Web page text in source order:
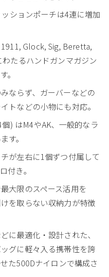
ションポーチは4連に増加
Glock, Sig, Beretta,
たるハンドガンマガジン
。
ならず、ガーバーなどの
トなどの小物にも対応。
) はM4やAK、一般的なラ
す。
が左右に1個ずつ付属して
付き。
大限のスペース活用を
を取らない収納力が特徴
に最適化・設計された、
グに軽々入る携帯性を誇
た500Dナイロンで構成さ